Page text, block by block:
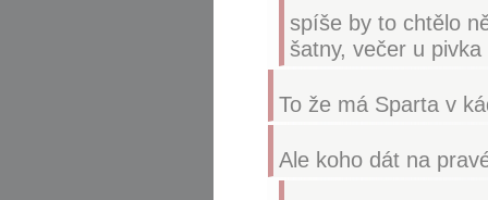
spíše by to chtělo
šatny, večer u
To že má Sparta v
Ale koho dát na